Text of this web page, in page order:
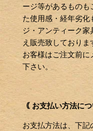
ージ等があるもの
た使用感・経年劣
ジ・アンティーク
え販売致しており
お客様はご注文前
下さい。
｟ お支払い方法に
お支払方法は、下